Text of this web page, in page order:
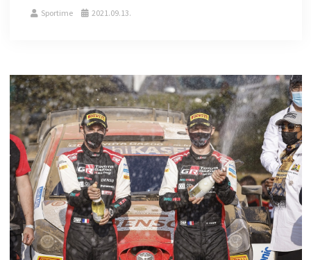
Sportime 2021.09.13.